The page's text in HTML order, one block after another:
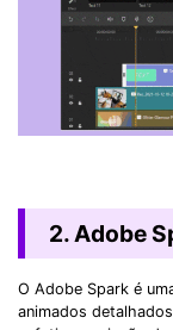
2. Adobe
O Adobe Spark é
animados